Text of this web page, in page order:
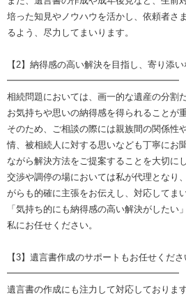
培った知見やノウハウを活かし、依頼者さ
るよう、尽力してまいります。
【2】納得感の高い解決を目指し、寄り添
━━━━━━━━━━━━━━━━━━━
相続問題においては、画一的な遺産の分割
お気持ちや思いの納得感を得られることが
そのため、ご相談の際には親族間の関係性
情、被相続人に対する思いなども丁寧にお
ながら解決方法をご提案することを大切に
交渉や調停の場においては私が代理となり
がらも的確に主張をお伝えし、対応してま
「気持ち的にも納得感の高い解決がしたい
私にお任せください。
【3】遺言書作成のサポートもお任せくださ
━━━━━━━━━━━━━━━━━━━
遺言書の作成にも注力して対応しております